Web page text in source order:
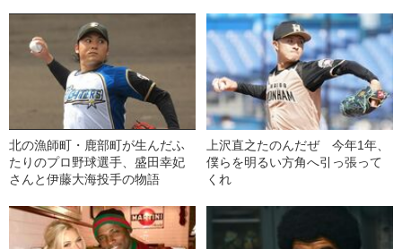
北の漁師町・鹿部町が生んだふ
たりのプロ野球選手、盛田幸妃
さんと伊藤大海投手の物語
上沢直之たのんだぜ 今年1年、
僕らを明るい方角へ引っ張って
くれ